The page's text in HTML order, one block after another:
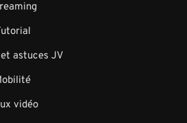
astuces JV
vidéo